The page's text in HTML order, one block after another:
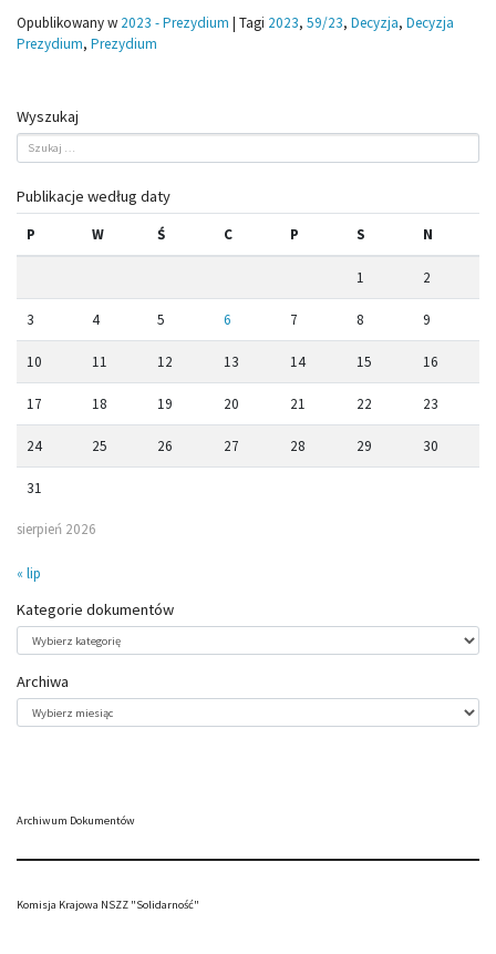
Opublikowany w 2023 - Prezydium | Tagi 2023, 59/23, Decyzja, Decyzja
Prezydium, Prezydium
Wyszukaj
Publikacje według daty
sierpień 2026
P W Ś C P S N
1 2
3 4 5 6 7 8 9
10 11 12 13 14 15 16
17 18 19 20 21 22 23
24 25 26 27 28 29 30
31
« lip
Kategorie dokumentów
dokumentów
Archiwa
Archiwum Dokumentów
Komisja Krajowa NSZZ "Solidarność"